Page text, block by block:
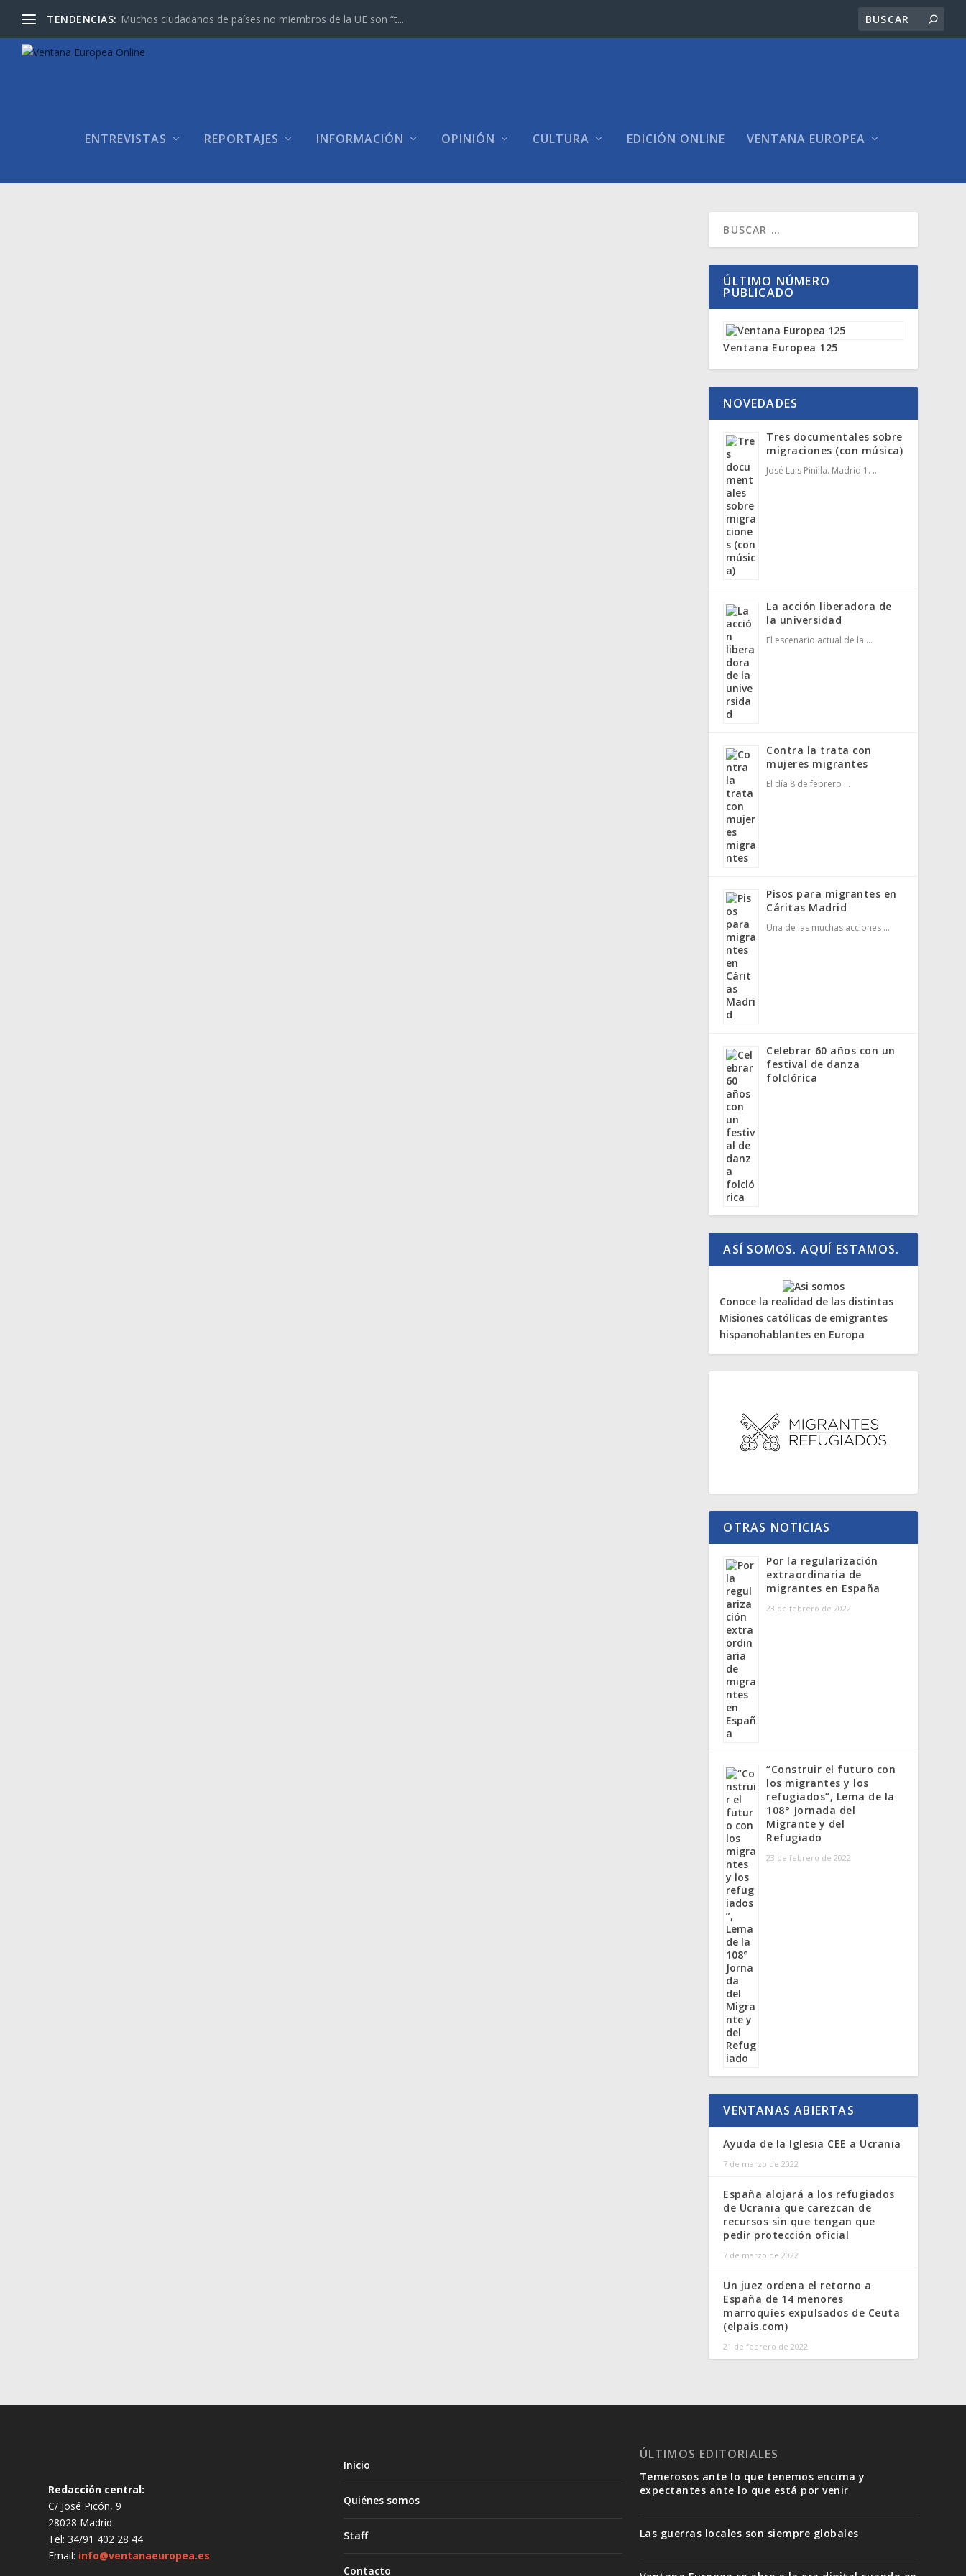
TENDENCIAS: Muchos ciudadanos de países no miembros de la UE son “t...
ENTREVISTAS REPORTAJES INFORMACIÓN OPINIÓN CULTURA EDICIÓN ONLINE VENTANA EUROPEA
ÚLTIMO NÚMERO
PUBLICADO
Ventana Europea 125
NOVEDADES
Tres documentales sobre
migraciones (con música)
José Luis Pinilla. Madrid 1. …
La acción liberadora de
la universidad
El escenario actual de la …
Contra la trata con
mujeres migrantes
El día 8 de febrero …
Pisos para migrantes en
Cáritas Madrid
Una de las muchas acciones …
Celebrar 60 años con un
festival de danza
folclórica
ASÍ SOMOS. AQUÍ ESTAMOS.
Conoce la realidad de las distintas
Misiones católicas de emigrantes
hispanohablantes en Europa
OTRAS NOTICIAS
Por la regularización
extraordinaria de
migrantes en España
23 de febrero de 2022
“Construir el futuro con
los migrantes y los
refugiados”, Lema de la
108° Jornada del
Migrante y del
Refugiado
23 de febrero de 2022
VENTANAS ABIERTAS
Ayuda de la Iglesia CEE a Ucrania
7 de marzo de 2022
España alojará a los refugiados
de Ucrania que carezcan de
recursos sin que tengan que
pedir protección oficial
7 de marzo de 2022
Un juez ordena el retorno a
España de 14 menores
marroquíes expulsados de Ceuta
(elpais.com)
21 de febrero de 2022
Redacción central:
C/ José Picón, 9
28028 Madrid
Tel: 34/91 402 28 44
Email: info@ventanaeuropea.es
Inicio
Quiénes somos
Staff
Contacto
ÚLTIMOS EDITORIALES
Temerosos ante lo que tenemos encima y
expectantes ante lo que está por venir
Las guerras locales son siempre globales